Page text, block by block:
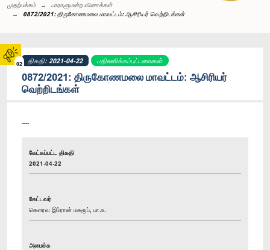
02
முதற்பக்கம்
பாராளுமன்ற வினாக்கள்
0872/2021: திருகோணமலை மாவட்டம்: ஆசிரியர் வெற்றிடங்கள்
திகதி: 2021-04-22 பதிலளிக்கப்பட்டவைகள்
0872/2021: திருகோணமலை மாவட்டம்: ஆசிரியர்
வெற்றிடங்கள்
----
கேட்கப்பட்ட திகதி
2021-04-22
கேட்டவர்
கௌரவ இம்ரான் மகரூப், பா.உ.
அமைச்சு